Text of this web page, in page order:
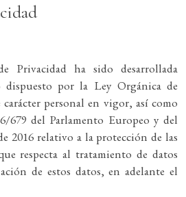
Privacidad ha sido desarrollada
por la Ley Orgánica de
personal en vigor, así como
679 del Parlamento Europeo y del
2016 relativo a la protección de las
respecta al tratamiento de datos
de estos datos, en adelante el